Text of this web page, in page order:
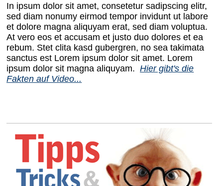
In ipsum dolor sit amet, consetetur sadipscing elitr,
sed diam nonumy eirmod tempor invidunt ut labore
et dolore magna aliquyam erat, sed diam voluptua.
At vero eos et accusam et justo duo dolores et ea
rebum. Stet clita kasd gubergren, no sea takimata
sanctus est Lorem ipsum dolor sit amet. Lorem
ipsum dolor sit magna aliquyam.Hier gibt's die
Fakten auf Video...